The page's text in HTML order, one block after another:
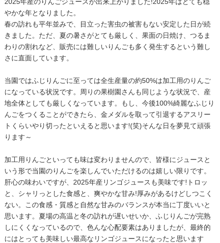
やかな年となりました。
春の訪れも平年並みで、目立った害虫の被害もない安定した日が続
きました。ただ、夏の暑さがとても厳しく、果面の日焼け、つるま
わりの割れなど、販売には難しいりんごも多く発生するという難し
さに直面しています。
当園ではふじりんごに至っては全生産量の約50%は加工用のりんご
になっている状況です。周りの果樹園さんも同じような状況で、産
地全体としても厳しくなっています。もし、今後100%綺麗なふじり
んごをつくることができたら、金メダルを取って引退するアスリー
トくらいやり切ったといえると思います!(笑)そんな日を夢見て頑張
ります～
加工用りんごといっても味は変わりませんので、皆様にジュースと
いう形で当園のりんごを楽しんでいただけるのは嬉しい限りです。
肝心の味わいですが、2025年産リンゴジュースも美味です!トロッ
と、シャリっとした食感と、爽やかな甘み!厚みがあるけどしつこく
ない。この食感・質感と自然な甘みのバランスが本当に丁度いいと
思います。夏場の高温と冬の訪れが遅いせいか、ふじりんごが完熟
しにくくなっているので、色んな心配要素はありましたが、最終的
にはとっても美味しい最高なリンゴジュースになったと思います